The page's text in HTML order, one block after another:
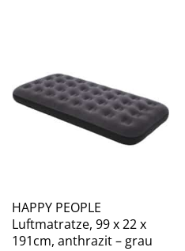
HAPPY PEOPLE
Luftmatratze, 99 x 22 x
191cm, anthrazit – grau